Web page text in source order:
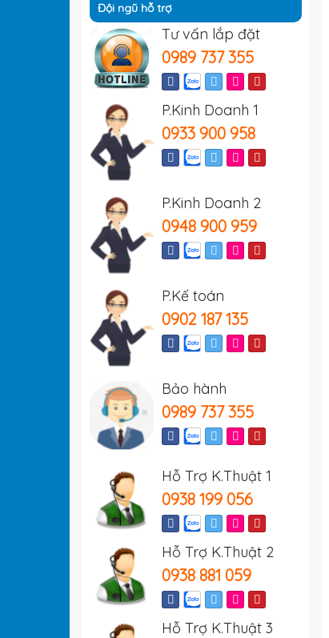
Đội ngũ hỗ trợ
Tư vấn lắp đặt
0989 737 355
P.Kinh Doanh 1
0933 900 958
P.Kinh Doanh 2
0948 900 959
P.Kế toán
0902 187 135
Bảo hành
0989 737 355
Hỗ Trợ K.Thuật 1
0938 199 056
Hỗ Trợ K.Thuật 2
0938 881 059
Hỗ Trợ K.Thuật 3